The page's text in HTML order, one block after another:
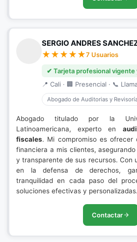
SERGIO ANDRES
7 Usuarios
✔ Tarjeta profesional vigente
📍 Cali · 🏢 Presencial · 📞
Abogado de Auditorias y
Abogado titulado por la
Latinoamericana, experto en
fiscales. Mi compromiso es ofrecer
financiera a mis clientes,
y transparente de sus recursos. Con
en la defensa de derechos,
tranquilidad en cada paso del
soluciones efectivas y personalizadas.
Contactar